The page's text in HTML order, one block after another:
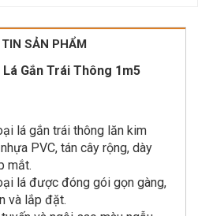
SẢN PHẨM
Gắn Trái Thông 1m5
lá gắn trái thông lăn kim
PVC, tán cây rộng, dày
mắt.
lá được đóng gói gọn gàng,
và lắp đặt.